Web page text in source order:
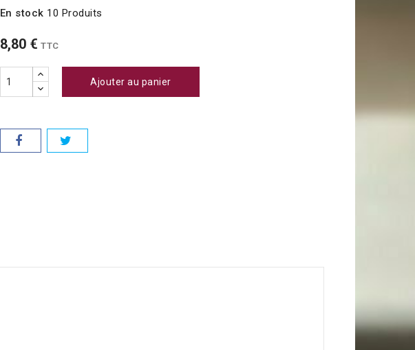
En stock 10 Produits
8,80 € TTC
Ajouter au panier